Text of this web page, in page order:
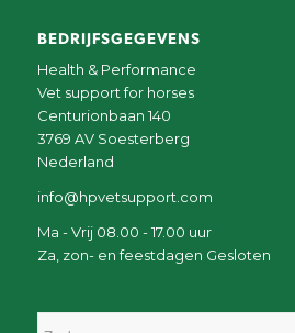
BEDRIJFSGEGEVENS
Health & Performance
Vet support for horses
Centurionbaan 140
3769 AV Soesterberg
Nederland
info@hpvetsupport.com
Ma - Vrij 08.00 - 17.00 uur
Za, zon- en feestdagen Gesloten